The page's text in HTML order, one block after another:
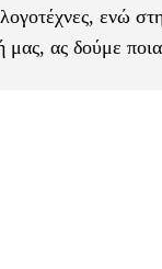
ενώ
ας δούμε